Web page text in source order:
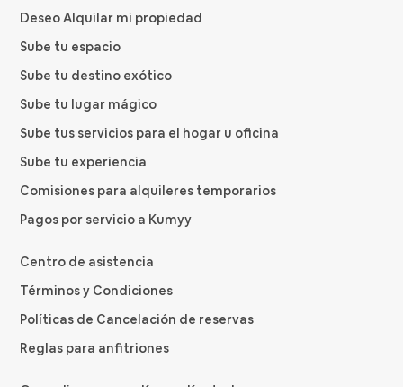
Deseo Alquilar mi propiedad
Sube tu espacio
Sube tu destino exótico
Sube tu lugar mágico
Sube tus servicios para el hogar u oficina
Sube tu experiencia
Comisiones para alquileres temporarios
Pagos por servicio a Kumyy
Centro de asistencia
Términos y Condiciones
Políticas de Cancelación de reservas
Reglas para anfitriones